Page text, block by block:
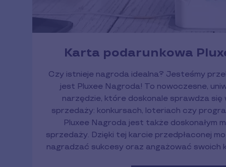
Karta podarunkowa
Czy istnieje nagroda idealna? Jesteśmy
jest Pluxee Nagroda! To nowoczesne,
narzędzie, które doskonale sprawdza
sprzedaży: konkursach, loteriach czy
Pluxee Nagroda jest także doskonałym
sprzedaży. Dzięki tej karcie przedpłaconej
nagradzać sukcesy oraz angażować swoich